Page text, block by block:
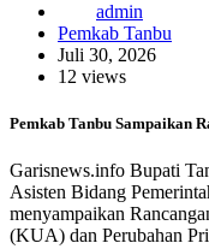
admin
Pemkab Tanbu
Juli 30, 2026
12 views
Pemkab Tanbu Sampaikan
Garisnews.info Bupati
Asisten Bidang
menyampaikan
(KUA) dan Perubahan